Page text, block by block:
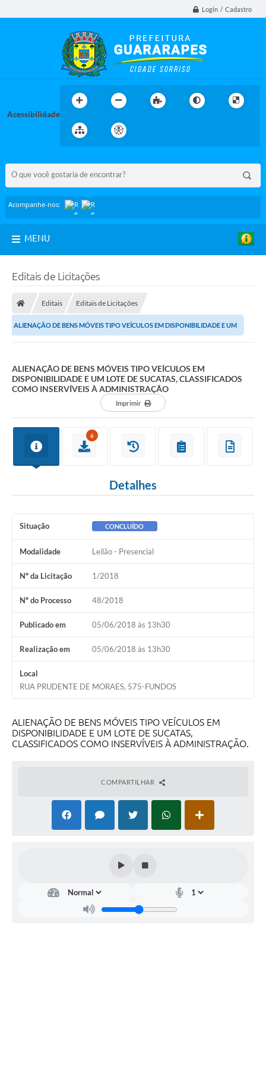
Login / Cadastro
Acessibilidade
Acompanhe-nos:
MENU
Editais de Licitações
Editais Editais de Licitações
ALIENAÇÃO DE BENS MÓVEIS TIPO VEÍCULOS EM DISPONIBILIDADE E UM
ALIENAÇÃO DE BENS MÓVEIS TIPO VEÍCULOS EM
DISPONIBILIDADE E UM LOTE DE SUCATAS, CLASSIFICADOS
COMO INSERVÍVEIS À ADMINISTRAÇÃO
Imprimir
6
Detalhes
Situação CONCLUÍDO
Modalidade Leilão - Presencial
Nº da Licitação 1/2018
Nº do Processo 48/2018
Publicado em 05/06/2018 às 13h30
Realização em 05/06/2018 às 13h30
Local
RUA PRUDENTE DE MORAES, 575-FUNDOS
ALIENAÇÃO DE BENS MÓVEIS TIPO VEÍCULOS EM
DISPONIBILIDADE E UM LOTE DE SUCATAS,
CLASSIFICADOS COMO INSERVÍVEIS À ADMINISTRAÇÃO.
COMPARTILHAR